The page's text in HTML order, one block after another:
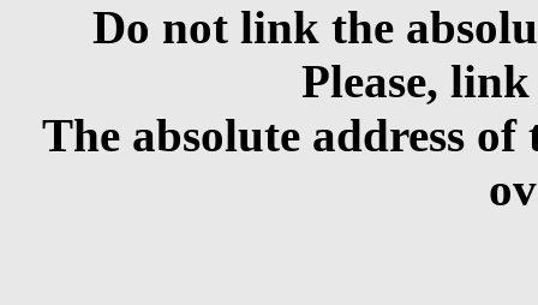
Do not link the
Please,
The absolute address